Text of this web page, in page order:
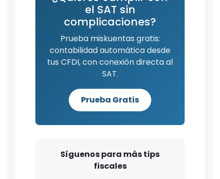
el SAT sin
complicaciones?
Prueba miskuentas gratis:
contabilidad automática desde
tus CFDI, con conexión directa al
SAT.
Prueba Gratis
Síguenos para más tips
fiscales